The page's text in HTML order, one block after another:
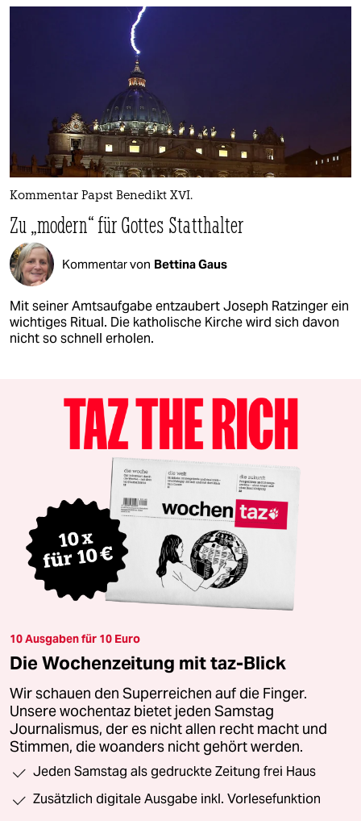
Kommentar Papst Benedikt XVI.
Zu „modern“ für Gottes Statthalter
Kommentar von Bettina Gaus
Mit seiner Amtsaufgabe entzaubert Joseph Ratzinger ein
wichtiges Ritual. Die katholische Kirche wird sich davon
nicht so schnell erholen.
10 Ausgaben für 10 Euro
Die Wochenzeitung mit taz-Blick
Wir schauen den Superreichen auf die Finger.
Unsere wochentaz bietet jeden Samstag
Journalismus, der es nicht allen recht macht und
Stimmen, die woanders nicht gehört werden.
Jeden Samstag als gedruckte Zeitung frei Haus
Zusätzlich digitale Ausgabe inkl. Vorlesefunktion